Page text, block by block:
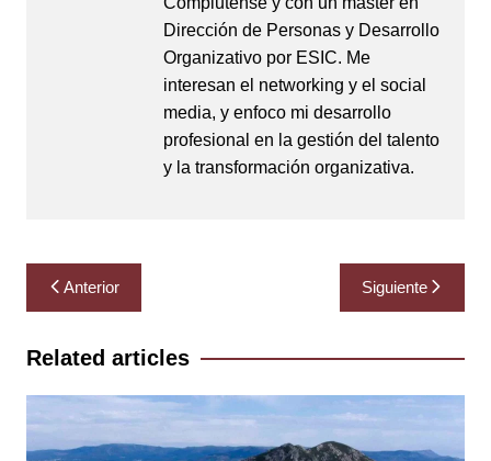
Dirección de Personas y Desarrollo
Organizativo por ESIC. Me
interesan el networking y el social
media, y enfoco mi desarrollo
profesional en la gestión del talento
y la transformación organizativa.
Navegación
de
entradas
Anterior Siguiente
Related articles